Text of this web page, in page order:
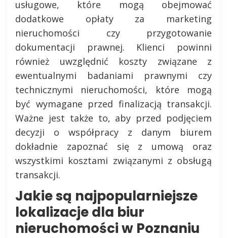
usługowe, które mogą obejmować
dodatkowe opłaty za marketing
nieruchomości czy przygotowanie
dokumentacji prawnej. Klienci powinni
również uwzględnić koszty związane z
ewentualnymi badaniami prawnymi czy
technicznymi nieruchomości, które mogą
być wymagane przed finalizacją transakcji.
Ważne jest także to, aby przed podjęciem
decyzji o współpracy z danym biurem
dokładnie zapoznać się z umową oraz
wszystkimi kosztami związanymi z obsługą
transakcji.
Jakie są najpopularniejsze
lokalizacje dla biur
nieruchomości w Poznaniu